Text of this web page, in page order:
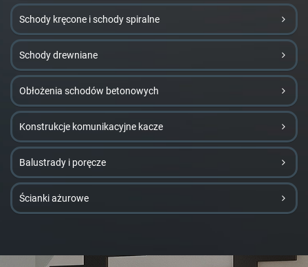
Schody kręcone i schody spiralne
Schody drewniane
Obłożenia schodów betonowych
Konstrukcje komunikacyjne kacze
Balustrady i poręcze
Ścianki ażurowe